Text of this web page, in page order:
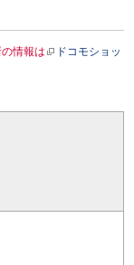
情報は
ドコモショッ